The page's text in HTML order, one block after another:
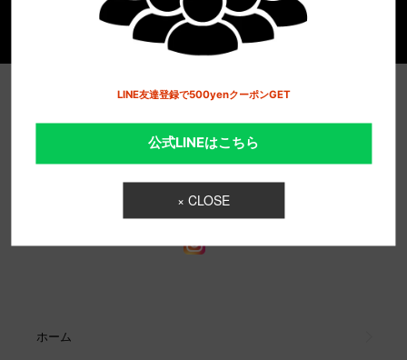
ホーム
LINE友達登録で500yenクーポンGET
公式LINEはこちら
× CLOSE